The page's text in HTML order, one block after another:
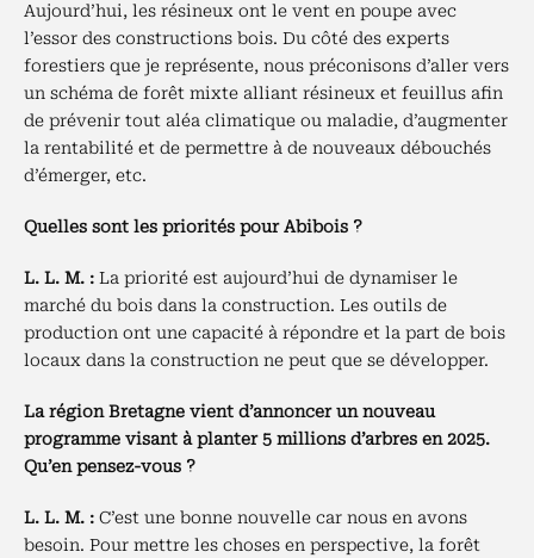
Aujourd’hui, les résineux ont le vent en poupe avec
l’essor des constructions bois. Du côté des experts
forestiers que je représente, nous préconisons d’aller vers
un schéma de forêt mixte alliant résineux et feuillus afin
de prévenir tout aléa climatique ou maladie, d’augmenter
la rentabilité et de permettre à de nouveaux débouchés
d’émerger, etc.
Quelles sont les priorités pour Abibois ?
L. L. M. : La priorité est aujourd’hui de dynamiser le
marché du bois dans la construction. Les outils de
production ont une capacité à répondre et la part de bois
locaux dans la construction ne peut que se développer.
La région Bretagne vient d’annoncer un nouveau
programme visant à planter 5 millions d’arbres en 2025.
Qu’en pensez-vous ?
L. L. M. : C’est une bonne nouvelle car nous en avons
besoin. Pour mettre les choses en perspective, la forêt